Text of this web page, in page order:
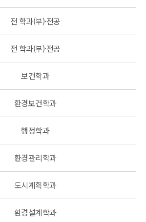
전 학과(부)·전공
전 학과(부)·전공
보건학과
환경보건학과
행정학과
환경관리학과
도시계획학과
환경설계학과